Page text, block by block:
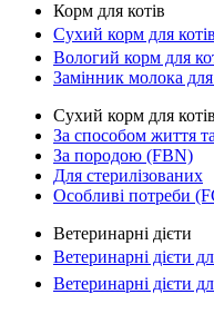
Корм для котів
Сухий корм для котів
Вологий корм для
Замінник молока
Сухий корм для котів
За способом життя
За породою (FBN)
Для стерилізованих
Особливі потреби
Ветеринарні дієти
Ветеринарні дієти
Ветеринарні дієти